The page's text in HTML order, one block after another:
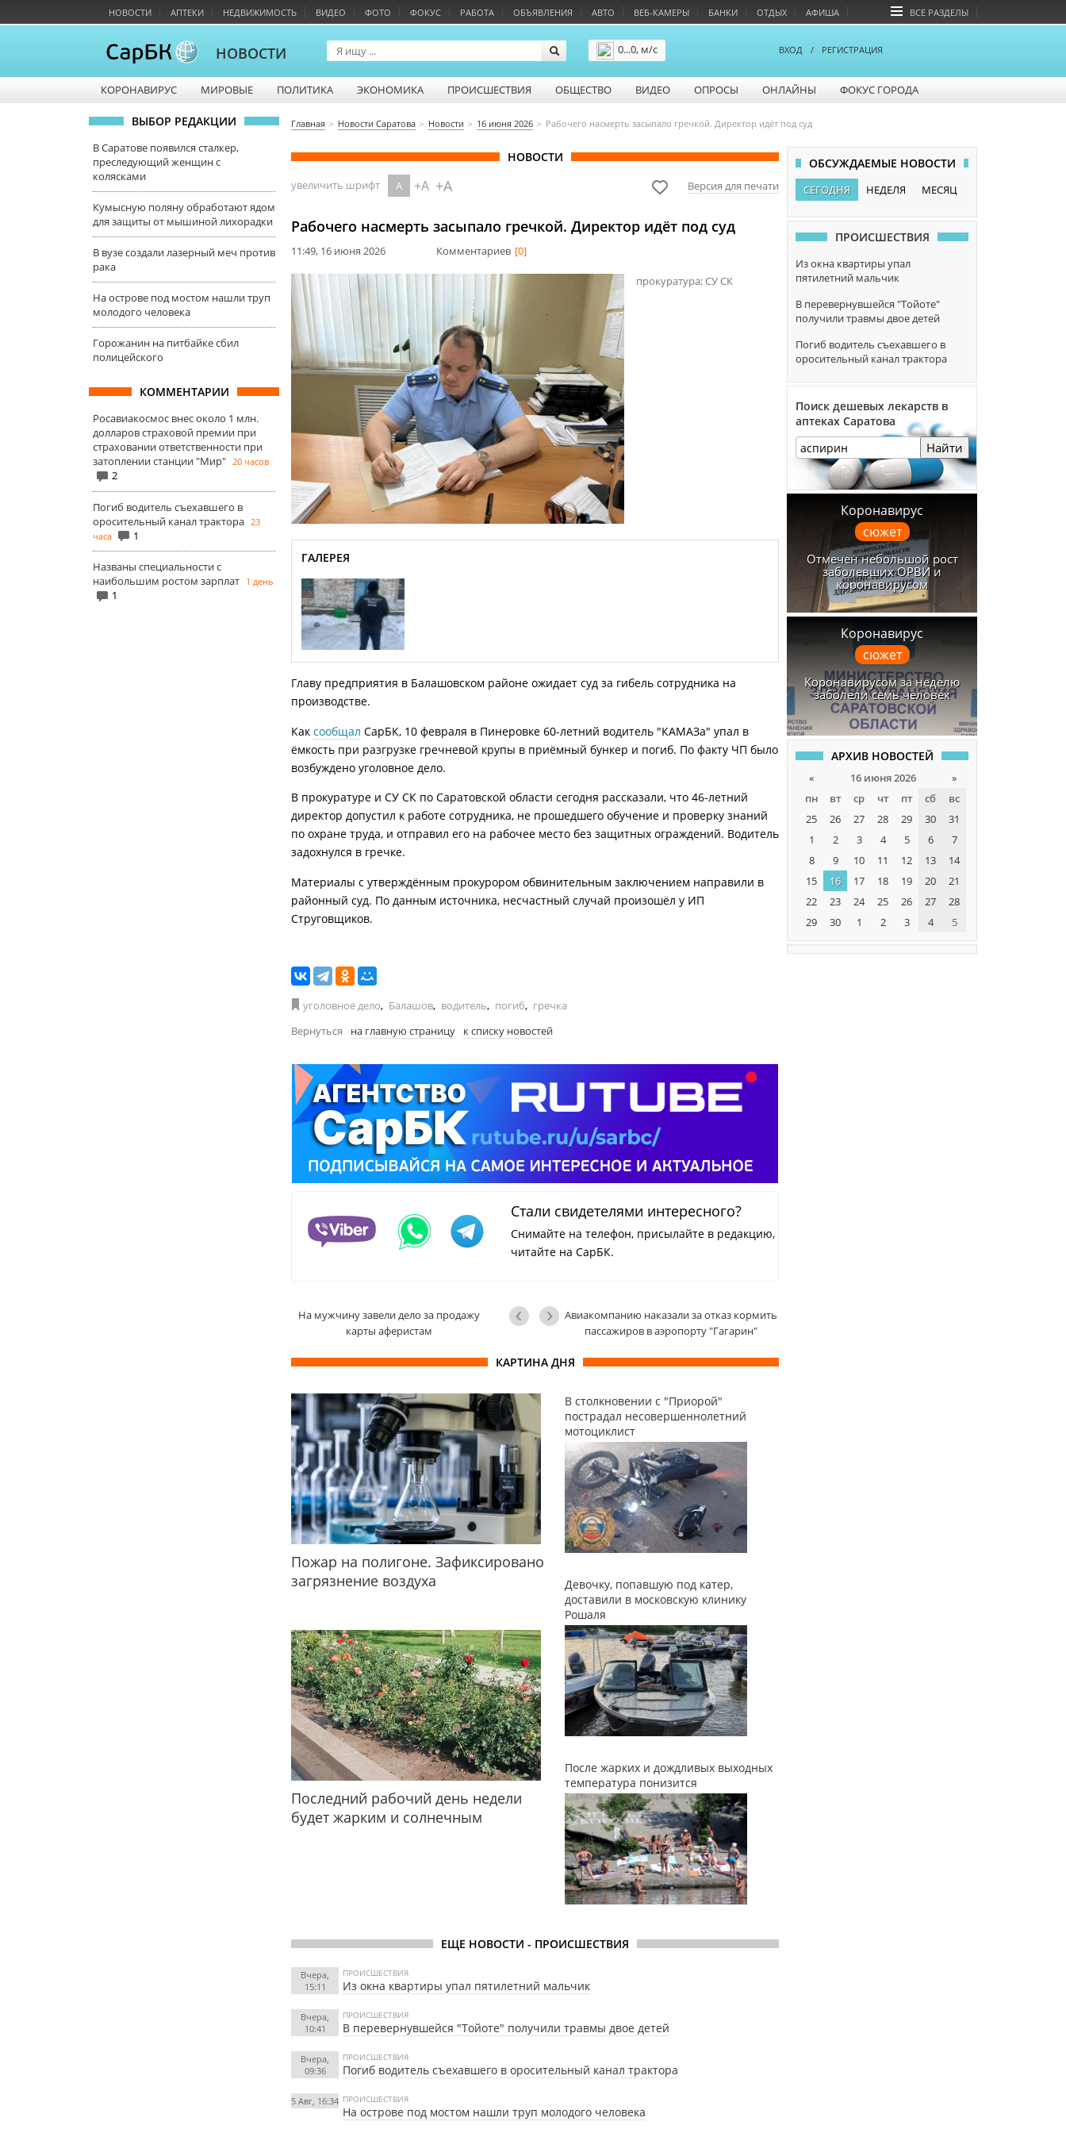
НОВОСТИ АПТЕКИ НЕДВИЖИМОСТЬ ВИДЕО ФОТО ФОКУС РАБОТА ОБЪЯВЛЕНИЯ АВТО ВЕБ-КАМЕРЫ БАНКИ ОТДЫХ АФИША ВСЕ РАЗДЕЛЫ
НОВОСТИ
0...0, м/с
ВХОД / РЕГИСТРАЦИЯ
КОРОНАВИРУС МИРОВЫЕ ПОЛИТИКА ЭКОНОМИКА ПРОИСШЕСТВИЯ ОБЩЕСТВО ВИДЕО ОПРОСЫ ОНЛАЙНЫ ФОКУС ГОРОДА
ВЫБОР РЕДАКЦИИ
В Саратове появился сталкер,
преследующий женщин с
колясками
Кумысную поляну обработают ядом
для защиты от мышиной лихорадки
В вузе создали лазерный меч против
рака
На острове под мостом нашли труп
молодого человека
Горожанин на питбайке сбил
полицейского
КОММЕНТАРИИ
Росавиакосмос внес около 1 млн.
долларов страховой премии при
страховании ответственности при
затоплении станции "Мир" 20 часов
2
Погиб водитель съехавшего в
оросительный канал трактора 23
часа
1
Названы специальности с
наибольшим ростом зарплат 1 день
1
Главная Новости Саратова Новости 16 июня 2026 Рабочего насмерть засыпало гречкой. Директор идёт под суд
НОВОСТИ
увеличить шрифт A +A +A Версия для печати
Рабочего насмерть засыпало гречкой. Директор идёт под суд
11:49, 16 июня 2026 Комментариев [0]
прокуратура; СУ СК
ГАЛЕРЕЯ
Главу предприятия в Балашовском районе ожидает суд за гибель сотрудника на
производстве.
Как сообщал СарБК, 10 февраля в Пинеровке 60-летний водитель "КАМАЗа" упал в
ёмкость при разгрузке гречневой крупы в приёмный бункер и погиб. По факту ЧП было
возбуждено уголовное дело.
В прокуратуре и СУ СК по Саратовской области сегодня рассказали, что 46-летний
директор допустил к работе сотрудника, не прошедшего обучение и проверку знаний
по охране труда, и отправил его на рабочее место без защитных ограждений. Водитель
задохнулся в гречке.
Материалы с утверждённым прокурором обвинительным заключением направили в
районный суд. По данным источника, несчастный случай произошёл у ИП
Струговщиков.
уголовное дело, Балашов, водитель, погиб, гречка
Вернуться
на главную страницу к списку новостей
Стали свидетелями интересного?
Снимайте на телефон, присылайте в редакцию,
читайте на СарБК.
На мужчину завели дело за продажу
карты аферистам
Авиакомпанию наказали за отказ кормить
пассажиров в аэропорту "Гагарин"
КАРТИНА ДНЯ
Пожар на полигоне. Зафиксировано
загрязнение воздуха
Последний рабочий день недели
будет жарким и солнечным
В столкновении с "Приорой"
пострадал несовершеннолетний
мотоциклист
Девочку, попавшую под катер,
доставили в московскую клинику
Рошаля
После жарких и дождливых выходных
температура понизится
ЕЩЕ НОВОСТИ - ПРОИСШЕСТВИЯ
Вчера,
15:11
ПРОИСШЕСТВИЯ
Из окна квартиры упал пятилетний мальчик
Вчера,
10:41
ПРОИСШЕСТВИЯ
В перевернувшейся "Тойоте" получили травмы двое детей
Вчера,
09:36
ПРОИСШЕСТВИЯ
Погиб водитель съехавшего в оросительный канал трактора
5 Авг, 16:34 ПРОИСШЕСТВИЯ
На острове под мостом нашли труп молодого человека
ОБСУЖДАЕМЫЕ НОВОСТИ
СЕГОДНЯ НЕДЕЛЯ МЕСЯЦ
ПРОИСШЕСТВИЯ
Из окна квартиры упал
пятилетний мальчик
В перевернувшейся "Тойоте"
получили травмы двое детей
Погиб водитель съехавшего в
оросительный канал трактора
Поиск дешевых лекарств в
аптеках Саратова
Найти
Коронавирус
сюжет
Отмечен небольшой рост
заболевших ОРВИ и
коронавирусом
Коронавирус
сюжет
Коронавирусом за неделю
заболели семь человек
АРХИВ НОВОСТЕЙ
« 16 июня 2026
»
пн
вт ср чт пт сб
вс
25
26 27 28 29 30
31
1
2 3 4 5 6
7
8
9 10 11 12 13
14
15
16 17 18 19 20
21
22
23 24 25 26 27
28
29
30 1 2 3 4 5